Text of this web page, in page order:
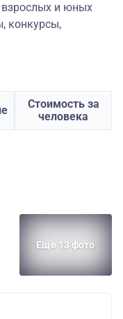
и юных
конкурсы,
Стоимость за
человека
Еще 13 фото